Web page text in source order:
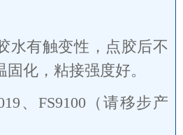
水有触变性，点胶后不
化，粘接强度好。
、FS9100（请移步产